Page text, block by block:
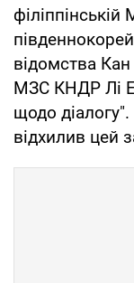
філіппінській
відомства
МЗС КНДР Лі
щодо
відхилив цей